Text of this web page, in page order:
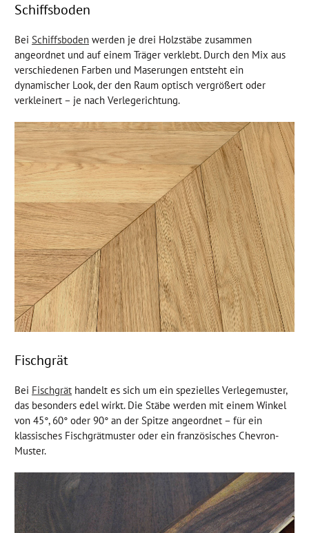
Schiffsboden
Bei Schiffsboden werden je drei Holzstäbe zusammen
angeordnet und auf einem Träger verklebt. Durch den Mix aus
verschiedenen Farben und Maserungen entsteht ein
dynamischer Look, der den Raum optisch vergrößert oder
verkleinert – je nach Verlegerichtung.
Fischgrät
Bei Fischgrät handelt es sich um ein spezielles Verlegemuster,
das besonders edel wirkt. Die Stäbe werden mit einem Winkel
von 45°, 60° oder 90° an der Spitze angeordnet – für ein
klassisches Fischgrätmuster oder ein französisches Chevron-
Muster.